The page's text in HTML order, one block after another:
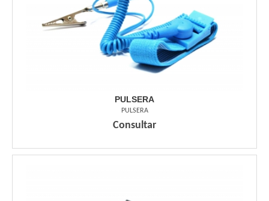
PULSERA
PULSERA
Consultar